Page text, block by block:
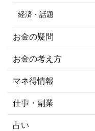
経済・話題
お金の疑問
お金の考え方
マネ得情報
仕事・副業
占い